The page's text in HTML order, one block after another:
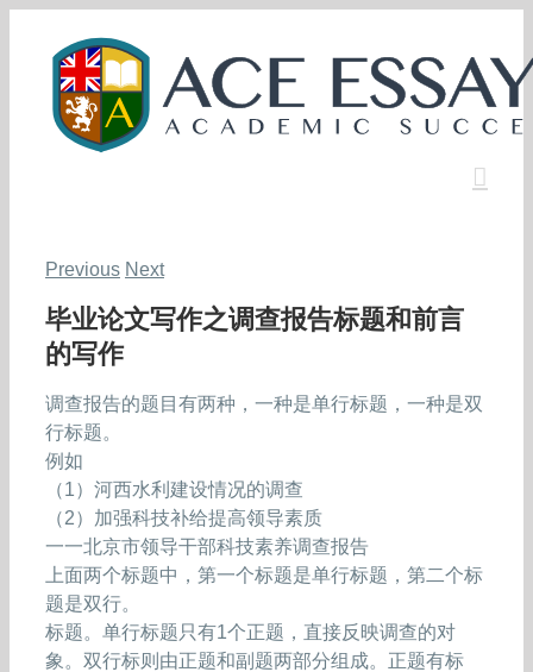
content
Previous Next
毕业论文写作之调查报告标题和前言
的写作
调查报告的题目有两种，一种是单行标题，一种是双
行标题。
例如
（1）河西水利建设情况的调查
（2）加强科技补给提高领导素质
一一北京市领导干部科技素养调查报告
上面两个标题中，第一个标题是单行标题，第二个标
题是双行。
标题。单行标题只有1个正题，直接反映调查的对
象。双行标则由正题和副题两部分组成。正题有标